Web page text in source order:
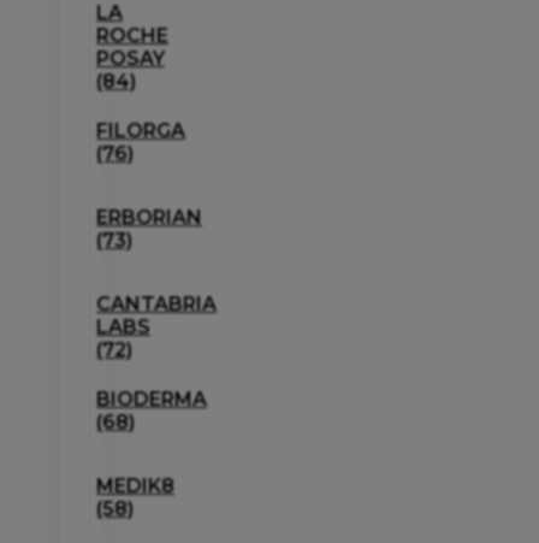
LA
ROCHE
POSAY
(84)
FILORGA
(76)
ERBORIAN
(73)
CANTABRIA
LABS
(72)
BIODERMA
(68)
MEDIK8
(58)